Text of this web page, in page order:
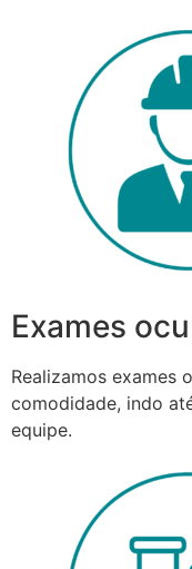
Exames
Realizamos exames
comodidade, indo
equipe.